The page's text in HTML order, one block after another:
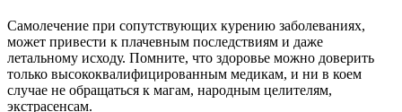
Самолечение при сопутствующих курению заболеваниях,
может привести к плачевным последствиям и даже
летальному исходу. Помните, что здоровье можно доверить
только высококвалифицированным медикам, и ни в коем
случае не обращаться к магам, народным целителям,
экстрасенсам.